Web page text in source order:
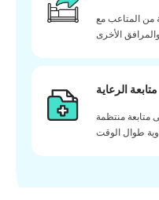
من المتاعب مع
الأخرى
متابعة الرعاية
متابعة منتظمة
طوال الوقت